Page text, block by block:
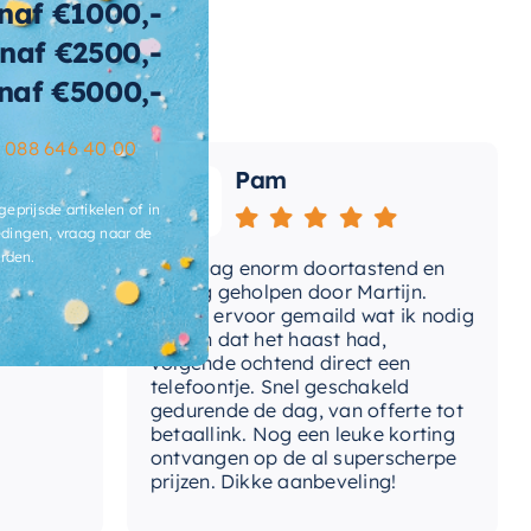
2-3 weken
Pam
Vandaag enorm doortastend en
prettig geholpen door Martijn.
Avond ervoor gemaild wat ik nodig
had en dat het haast had,
volgende ochtend direct een
telefoontje. Snel geschakeld
gedurende de dag, van offerte tot
betaallink. Nog een leuke korting
ontvangen op de al superscherpe
prijzen. Dikke aanbeveling!
€1000,-
€2500,-
€5000,-
088 646 40 00
artikelen of in
vraag naar de